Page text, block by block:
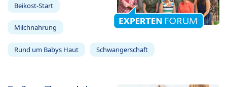
Beikost-Start
Milchnahrung
Rund um Babys Haut Schwangerschaft